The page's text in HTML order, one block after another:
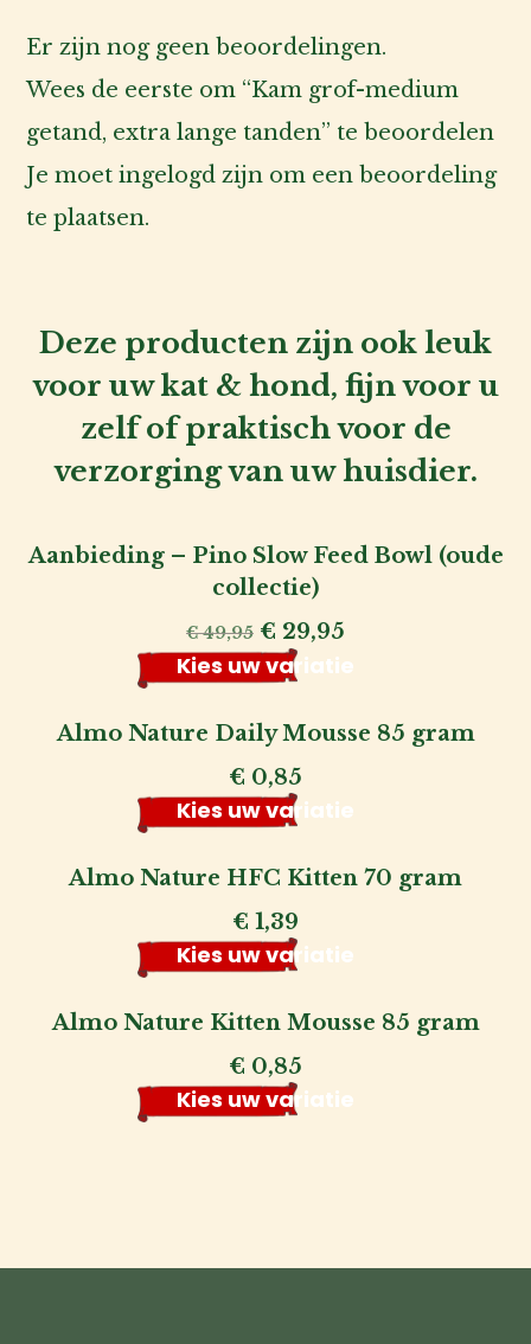
Er zijn nog geen beoordelingen.
Wees de eerste om “Kam grof-medium
getand, extra lange tanden” te beoordelen
Je moetingelogd zijn om een beoordeling
te plaatsen.
Deze producten zijn ook leuk
voor uw kat & hond, fijn voor u
zelf of praktisch voor de
verzorging van uw huisdier.
Aanbieding – Pino Slow Feed Bowl (oude
collectie)
€49,95 Oorspronkelijke
prijs
was:
€ 49,95.
€ 29,95
prijs
€ 29,95.
Kies uw variatie
Almo Nature Daily Mousse 85 gram
€ 0,85
Kies uw variatie
Almo Nature HFC Kitten 70 gram
€ 1,39
Kies uw variatie
Almo Nature Kitten Mousse 85 gram
€ 0,85
Kies uw variatie